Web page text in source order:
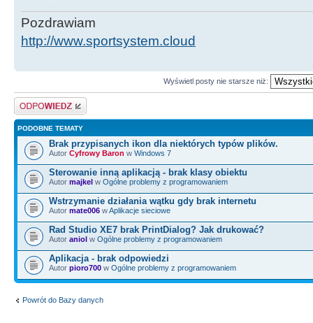
Pozdrawiam
http://www.sportsystem.cloud
Wyświetl posty nie starsze niż:
Odpowiedz
PODOBNE TEMATY
Brak przypisanych ikon dla niektórych typów plików.
Autor Cyfrowy Baron w Windows 7
Sterowanie inną aplikacją - brak klasy obiektu
Autor majkel w Ogólne problemy z programowaniem
Wstrzymanie działania wątku gdy brak internetu
Autor mate006 wAplikacje sieciowe
Rad Studio XE7 brak PrintDialog? Jak drukować?
Autor aniol w Ogólne problemy z programowaniem
Aplikacja - brak odpowiedzi
Autor pioro700 w Ogólne problemy z programowaniem
Powrót do Bazy danych